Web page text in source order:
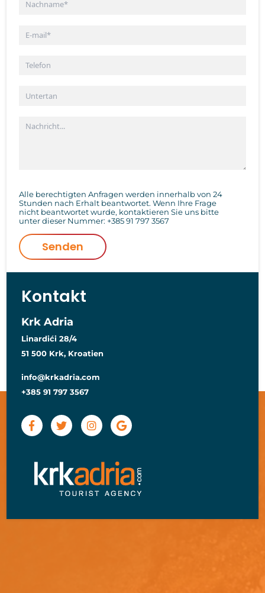
Alle berechtigten Anfragen werden innerhalb von 24
Stunden nach Erhalt beantwortet. Wenn Ihre Frage
nicht beantwortet wurde, kontaktieren Sie uns bitte
unter dieser Nummer: +385 91 797 3567
Senden
Kontakt
Krk Adria
Linardići 28/4
51 500 Krk, Kroatien
info@krkadria.com
+385 91 797 3567